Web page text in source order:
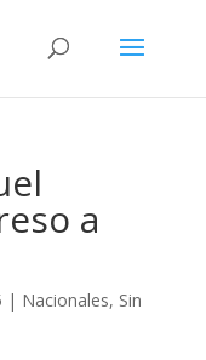
a
| Nacionales, Sin